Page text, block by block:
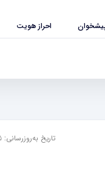
احراز هویت
تاریخ به‌روزرسانی: 1405/05/15